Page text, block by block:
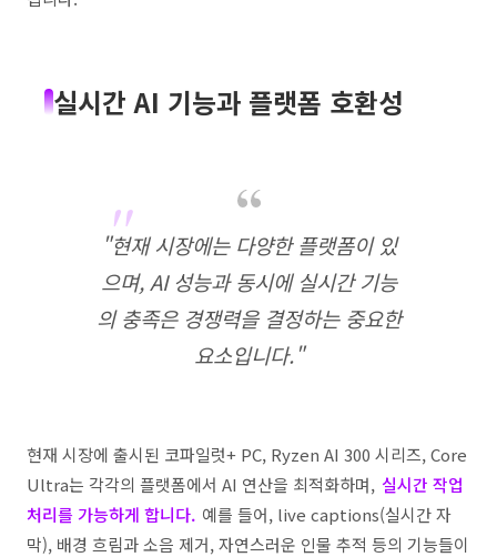
실시간 AI 기능과 플랫폼 호환성
"현재 시장에는 다양한 플랫폼이 있
으며, AI 성능과 동시에 실시간 기능
의 충족은 경쟁력을 결정하는 중요한
요소입니다."
현재 시장에 출시된 코파일럿+ PC, Ryzen AI 300 시리즈, Core
Ultra는 각각의 플랫폼에서 AI 연산을 최적화하며, 실시간 작업
처리를 가능하게 합니다. 예를 들어, live captions(실시간 자
막), 배경 흐림과 소음 제거, 자연스러운 인물 추적 등의 기능들이